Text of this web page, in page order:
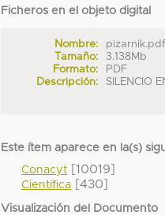
Ficheros en el objeto digital
Nombre:
pizarnik.pdf
Tamaño:
3.138Mb
Formato:
PDF
Descripción:
SILENCIO
Este ítem aparece en la(s)
Conacyt [10019]
Científica [430]
Visualización del Documento